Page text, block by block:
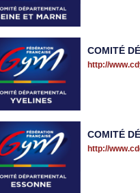
COMITÉ
http://
COMITÉ
http://